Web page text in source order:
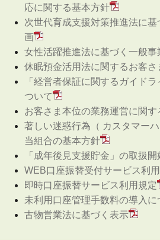
応に関する基本方針
次世代育成支援対策推進法に
画
女性活躍推進法に基づく一般事
休眠預金活用法に関するお客さ
「経営者保証に関するガイド
ついて
お客さま本位の業務運営に関す
著しい迷惑行為（ カスタマー
当組合の基本方針
「成年後見支援貯金」の取扱開
WEB口座振替受付サービス利
即時口座振替サービス利用規定
未利用口座管理手数料の導入に
古物営業法に基づく表示